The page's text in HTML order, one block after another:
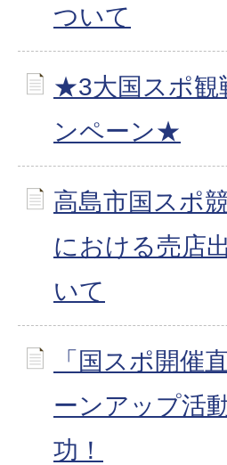
ついて
★3大国スポ観
ンペーン★
高島市国スポ
における売店
いて
「国スポ開催
ーンアップ活
功！